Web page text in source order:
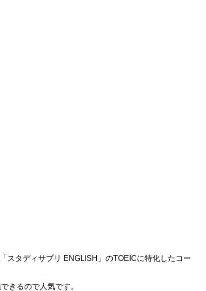
スタディサプリ ENGLISH」のTOEICに特化したコー
きるので人気です。